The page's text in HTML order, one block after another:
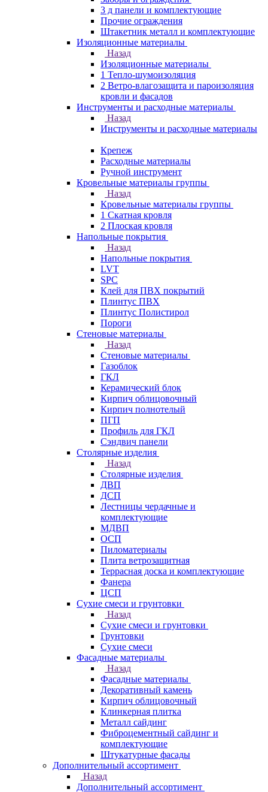
3 д панели и комплектующие
Прочие ограждения
Штакетник металл и комплектующие
Изоляционные материалы
Назад
Изоляционные материалы
1 Тепло-шумоизоляция
2 Ветро-влагозащита и пароизоляция
кровли и фасадов
Инструменты и расходные материалы
Назад
Инструменты и расходные материалы
Крепеж
Расходные материалы
Ручной инструмент
Кровельные материалы группы
Назад
Кровельные материалы группы
1 Скатная кровля
2 Плоская кровля
Напольные покрытия
Назад
Напольные покрытия
LVT
SPC
Клей для ПВХ покрытий
Плинтус ПВХ
Плинтус Полистирол
Пороги
Стеновые материалы
Назад
Стеновые материалы
Газоблок
ГКЛ
Керамический блок
Кирпич облицовочный
Кирпич полнотелый
ПГП
Профиль для ГКЛ
Сэндвич панели
Столярные изделия
Назад
Столярные изделия
ДВП
ДСП
Лестницы чердачные и
комплектующие
МДВП
ОСП
Пиломатериалы
Плита ветрозащитная
Террасная доска и комплектующие
Фанера
ЦСП
Сухие смеси и грунтовки
Назад
Сухие смеси и грунтовки
Грунтовки
Сухие смеси
Фасадные материалы
Назад
Фасадные материалы
Декоративный камень
Кирпич облицовочный
Клинкерная плитка
Металл сайдинг
Фиброцементный сайдинг и
комплектующие
Штукатурные фасады
Дополнительный ассортимент
Назад
Дополнительный ассортимент